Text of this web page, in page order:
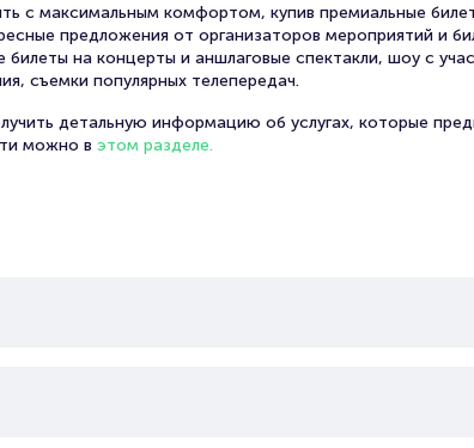
с максимальным комфортом, купив премиальные
предложения от организаторов мероприятий и
билеты на концерты и аншлаговые спектакли, шоу с
съемки популярных телепередач.
детальную информацию об услугах, которые
можно в этом разделе.